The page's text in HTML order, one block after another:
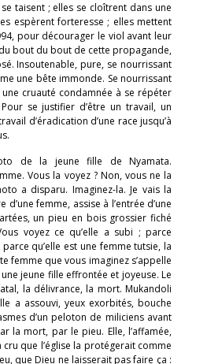
taisent ; elles se cloîtrent dans une
espèrent forteresse ; elles mettent
pour décourager le viol avant leur
bout du bout de cette propagande,
Insoutenable, pure, se nourrissant
une bête immonde. Se nourrissant
une cruauté condamnée à se répéter
se justifier d’être un travail, un
d’éradication d’une race jusqu’à
de la jeune fille de Nyamata.
Vous la voyez ? Non, vous ne la
a disparu. Imaginez-la. Je vais la
d’une femme, assise à l’entrée d’une
un pieu en bois grossier fiché
voyez ce qu’elle a subi ; parce
parce qu’elle est une femme tutsie, la
femme que vous imaginez s’appelle
une jeune fille effrontée et joyeuse. Le
la délivrance, la mort. Mukandoli
a assouvi, yeux exorbités, bouche
d’un peloton de miliciens avant
la mort, par le pieu. Elle, l’affamée,
que l’église la protégerait comme
que Dieu ne laisserait pas faire ça :